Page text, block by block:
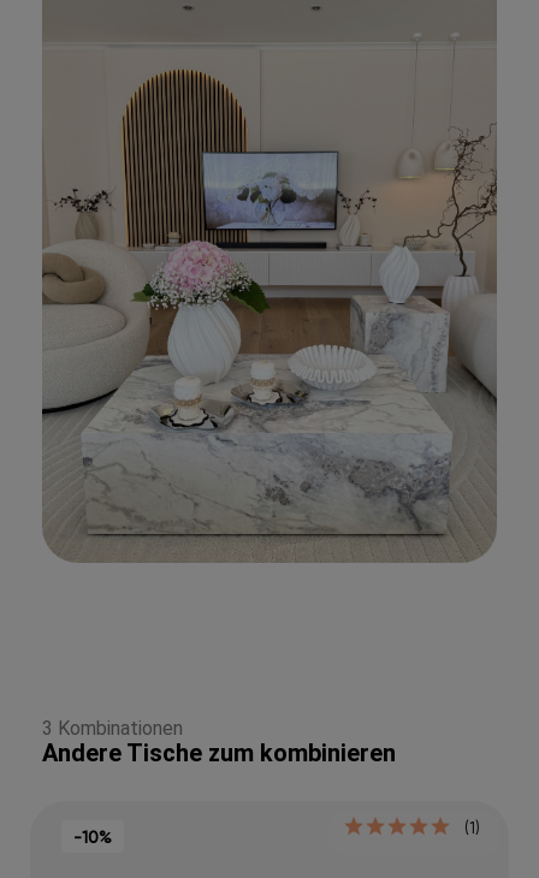
3 Kombinationen
Andere Tische zum kombinieren
-10% (1)